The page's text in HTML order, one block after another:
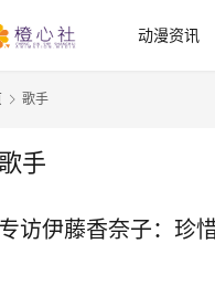
动漫资讯
歌手
手
专访伊藤香奈子：珍